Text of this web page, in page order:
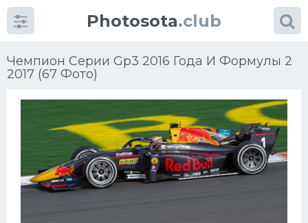
Photosota.club
Чемпион Серии Gp3 2016 Года И Формулы 2
2017 (67 Фото)
КатегорииФото